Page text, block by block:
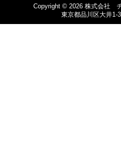
Copyright © 2026 株式会社
東京都品川区大井1-